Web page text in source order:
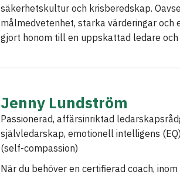
säkerhetskultur och krisberedskap.
målmedvetenhet, starka värderingar
gjort honom till en uppskattad ledare och
Jenny Lundström
Passionerad, affärsinriktad
självledarskap, emotionell intelligens
(self-compassion)
När du behöver en certifierad coach,